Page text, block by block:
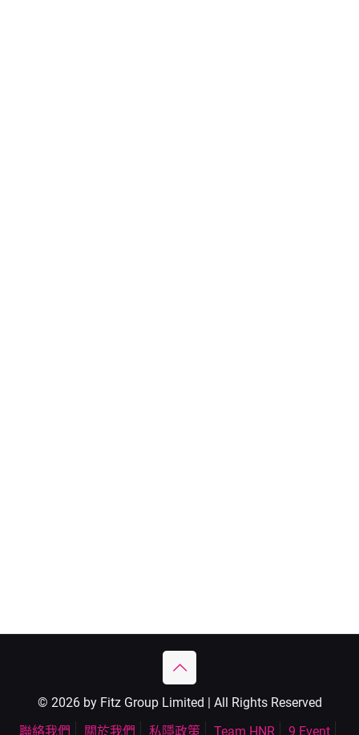
© 2026 by Fitz Group Limited | All Rights Reserved
聯絡我們
關於我們 私隱政策 Team HNR 9 Event